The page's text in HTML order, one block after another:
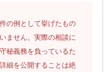
の例として挙げたもの
ません。実際の相談に
秘義務を負っているた
細を公開することは絶